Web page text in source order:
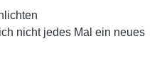
nicht jedes Mal ein neues